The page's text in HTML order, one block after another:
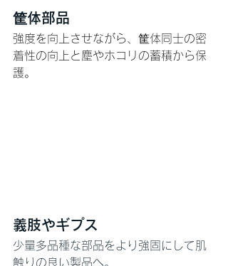
筐体部品
強度を向上させながら、筐体同士の密
着性の向上と塵やホコリの蓄積から保
護。
義肢やギプス
少量多品種な部品をより強固にして肌
触りの良い製品へ。